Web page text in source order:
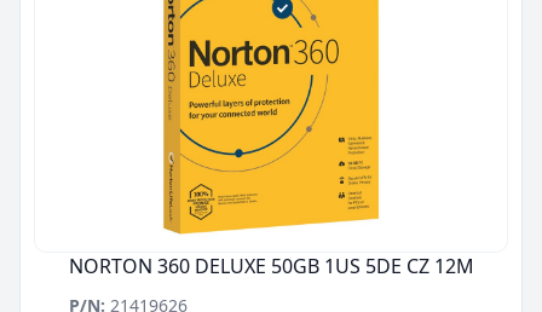
NORTON 360 DELUXE 50GB 1US 5DE CZ 12M
P/N: 21419626